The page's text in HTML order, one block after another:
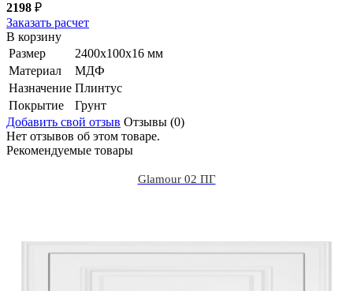
2198 ₽
Заказать расчет
В корзину
Размер
2400х100х16 мм
Материал
МДФ
Назначение Плинтус
Покрытие
Грунт
Добавить свой отзыв Отзывы (0)
Нет отзывов об этом товаре.
Рекомендуемые товары
Glamour 02 ПГ